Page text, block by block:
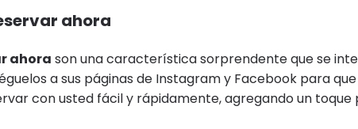
ahora
ahora son una característica sorprendente que se
a sus páginas de Instagram y Facebook para
con usted fácil y rápidamente, agregando un toque